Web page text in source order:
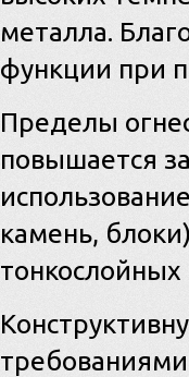
металла.
функции при
Пределы
повышается
камень,
тонкослойных